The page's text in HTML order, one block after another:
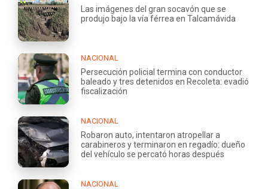
Las imágenes del gran socavón que se
produjo bajo la vía férrea en Talcamávida
NACIONAL
Persecución policial termina con conductor
baleado y tres detenidos en Recoleta: evadió
fiscalización
NACIONAL
Robaron auto, intentaron atropellar a
carabineros y terminaron en regadío: dueño
del vehículo se percató horas después
NACIONAL